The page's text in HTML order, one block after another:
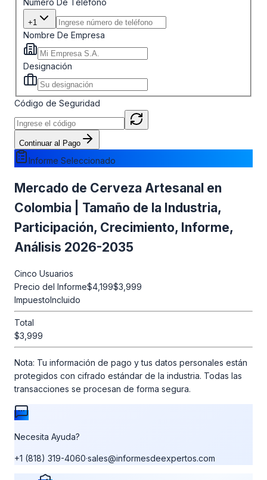
+1
Nombre De Empresa
Designación
Código de Seguridad
Continuar al Pago
Informe Seleccionado
Mercado de Cerveza Artesanal en
Colombia | Tamaño de la Industria,
Participación, Crecimiento, Informe,
Análisis 2026-2035
Cinco Usuarios
Precio del Informe$4,199$3,999
ImpuestoIncluido
Total
$3,999
Nota: Tu información de pago y tus datos personales están
protegidos con cifrado estándar de la industria. Todas las
transacciones se procesan de forma segura.
Necesita Ayuda?
+1 (818) 319-4060·sales@informesdeexpertos.com